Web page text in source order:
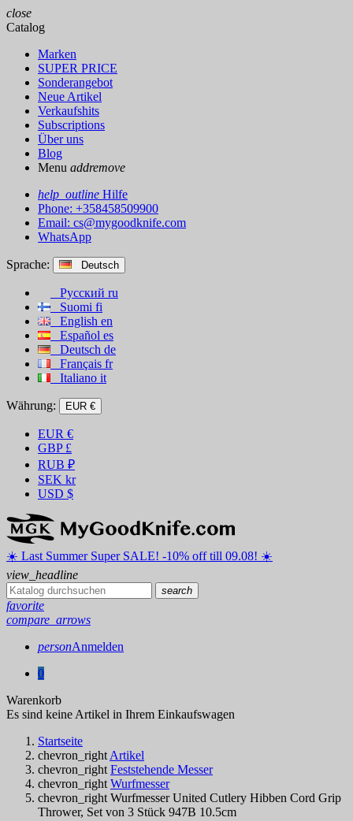
close
Catalog
Marken
SUPER PRICE
Sonderangebot
Neue Artikel
Verkaufshits
Subscriptions
Über uns
Blog
Menu addremove
help_outline Hilfe
Phone: +358458509900
Email: cs@mygoodknife.com
WhatsApp
Sprache: Deutsch
Русский ru
Suomi fi
English en
Español es
Deutsch de
Français fr
Italiano it
Währung: EUR €
EUR €
GBP £
RUB ₽
SEK kr
USD $
☀️ ️Last Summer Super SALE! -10% off till 09.08! ☀️
view_headline
search
favorite
compare_arrows
personAnmelden
0
Warenkorb
Es sind keine Artikel in Ihrem Einkaufswagen
Startseite
chevron_right Artikel
chevron_right Feststehende Messer
chevron_right Wurfmesser
chevron_right Wurfmesser United Cutlery Hibben Cord Grip
Thrower, Set von 3 Stück 947B 10.5cm